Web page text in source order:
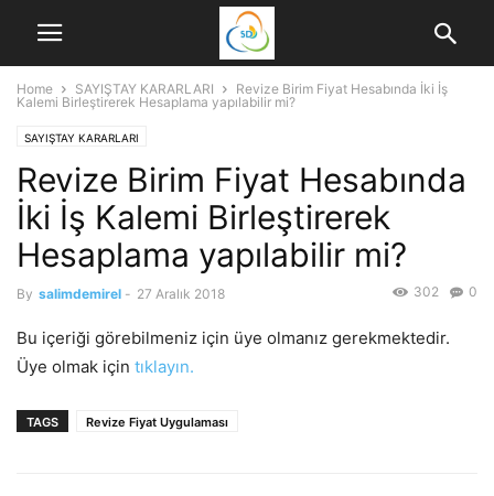
Home SAYIŞTAY KARARLARI
Revize Birim Fiyat Hesabında İki İş
Kalemi Birleştirerek Hesaplama yapılabilir mi?
SAYIŞTAY KARARLARI
Revize Birim Fiyat Hesabında
İki İş Kalemi Birleştirerek
Hesaplama yapılabilir mi?
By salimdemirel - 27 Aralık 2018 0
302
Bu içeriği görebilmeniz için üye olmanız gerekmektedir.
Üye olmak için tıklayın.
TAGS Revize Fiyat Uygulaması